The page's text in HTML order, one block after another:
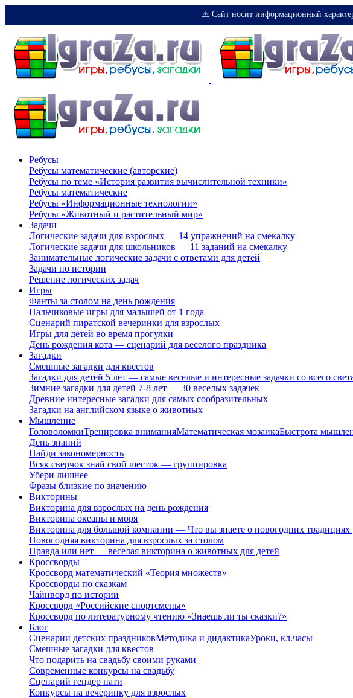
⚠️ Сайт носит информационный
Ребусы
Ребусы математические (авторские)
Ребусы по теме «История развития вычислительной техники»
Ребусы математические
Ребусы «Информационные технологии»
Ребусы «Животный и растительный мир»
Задачи
Логические задачи для взрослых — 14 упражнений на смекалку
Логические задачи для школьников — 11 заданий на смекалку
Занимательные логические задачи с ответами для детей
Задачи по истории
Решение логических задач
Игры
Фанты за столом на день рождения
Пальчиковые игры для малышей от 1 года
Сценарий пиратской вечеринки для взрослых
Игры для детей во время прогулки
День рождения кота — сценарий для веселого праздника
Загадки
Смешные загадки для квестов
Загадки для детей 5 лет — самые веселые и интересные задачки со всего
Зимние загадки для детей 7-8 лет — 30 веселых задачек
Древние интересные загадки для самых сообразительных
Загадки на английском языке о животных
Мышление
ГоловоломкиТренировка вниманияМатематическая мозаикаБыстрота
День знаний
Найди закономерность
Всяк сверчок знай свой шесток — группировка
Убери лишнее
Фразы близкие по значению
Викторины
Викторина для взрослых на день рождения
Викторина океаны и моря
Викторина для большой компании — Что вы знаете о новогодних традициях
Новогодняя викторина для взрослых за столом
Правда или нет — веселая викторина о животных для детей
Кроссворды
Кроссворд математический «Теория множеств»
Кроссворды по сказкам
Чайнворд по истории
Кроссворд «Российские спортсмены»
Кроссворд по литературному чтению «Знаешь ли ты сказки?»
Блог
Сценарии детских праздниковМетодика и дидактикаУроки, кл.часы
Смешные загадки для квестов
Что подарить на свадьбу своими руками
Современные конкурсы на свадьбу
Сценарий гендер пати
Конкурсы на вечеринку для взрослых